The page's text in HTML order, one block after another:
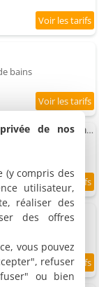
bains
Jab Appartement NOWE FORTY Business & Family
bains
de nos
(y compris des
utilisateur,
réaliser des
des offres
vous pouvez
refuser
ou bien